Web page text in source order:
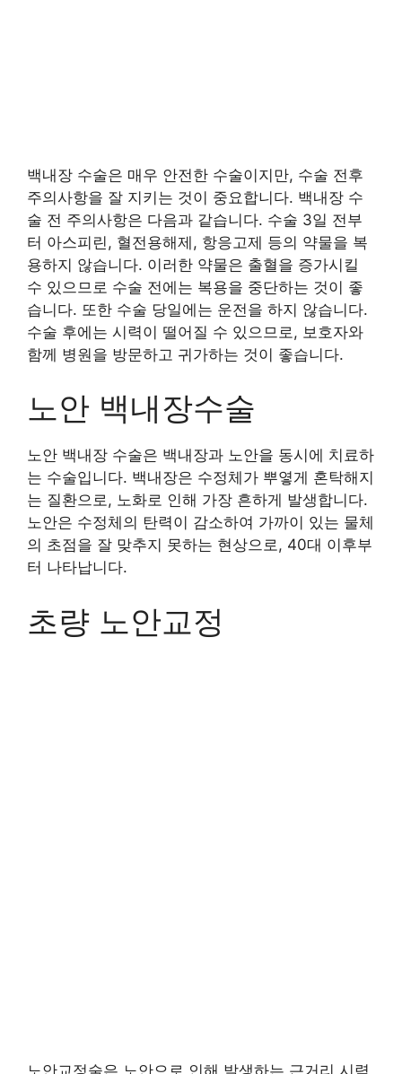
백내장 수술은 매우 안전한 수술이지만, 수술 전후
주의사항을 잘 지키는 것이 중요합니다. 백내장 수
술 전 주의사항은 다음과 같습니다. 수술 3일 전부
터 아스피린, 혈전용해제, 항응고제 등의 약물을 복
용하지 않습니다. 이러한 약물은 출혈을 증가시킬
수 있으므로 수술 전에는 복용을 중단하는 것이 좋
습니다. 또한 수술 당일에는 운전을 하지 않습니다.
수술 후에는 시력이 떨어질 수 있으므로, 보호자와
함께 병원을 방문하고 귀가하는 것이 좋습니다.
노안 백내장수술
노안 백내장 수술은 백내장과 노안을 동시에 치료하
는 수술입니다. 백내장은 수정체가 뿌옇게 혼탁해지
는 질환으로, 노화로 인해 가장 흔하게 발생합니다.
노안은 수정체의 탄력이 감소하여 가까이 있는 물체
의 초점을 잘 맞추지 못하는 현상으로, 40대 이후부
터 나타납니다.
초량 노안교정
노안교정술은 노안으로 인해 발생하는 근거리 시력